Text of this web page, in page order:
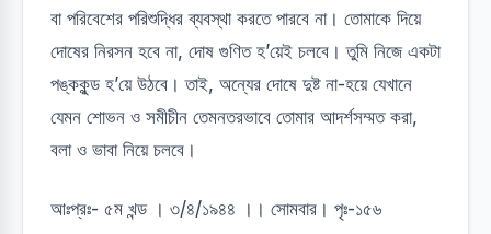
বা পরিবেশের পরিশুদ্ধির ব্যবস্থা করতে পারবে না। তোমাকে দিয়ে
দোষের নিরসন হবে না, দোষ গুণিত হ’য়েই চলবে। তুমি নিজে একটা
পঙ্ককুন্ড হ’য়ে উঠবে। তাই, অন্যের দোষে দুষ্ট না-হয়ে যেখানে
যেমন শোভন ও সমীচীন তেমনতরভাবে তোমার আদর্শসম্মত করা,
বলা ও ভাবা নিয়ে চলবে।
আঃপ্রঃ- ৫ম খন্ড । ৩/৪/১৯৪৪ ।। সোমবার। পৃঃ-১৫৬